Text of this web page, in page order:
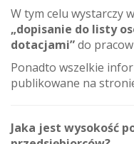
W tym celu wystarczy
„dopisanie do listy
dotacjami”do
Ponadto wszelkie
publikowane na
Jaka jest wysokość